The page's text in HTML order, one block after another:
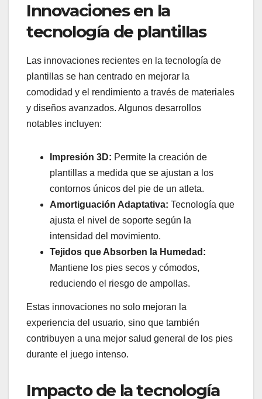
Innovaciones en la
tecnología de plantillas
Las innovaciones recientes en la tecnología de
plantillas se han centrado en mejorar la
comodidad y el rendimiento a través de materiales
y diseños avanzados. Algunos desarrollos
notables incluyen:
Impresión 3D: Permite la creación de
plantillas a medida que se ajustan a los
contornos únicos del pie de un atleta.
Amortiguación Adaptativa: Tecnología que
ajusta el nivel de soporte según la
intensidad del movimiento.
Tejidos que Absorben la Humedad:
Mantiene los pies secos y cómodos,
reduciendo el riesgo de ampollas.
Estas innovaciones no solo mejoran la
experiencia del usuario, sino que también
contribuyen a una mejor salud general de los pies
durante el juego intenso.
Impacto de la tecnología